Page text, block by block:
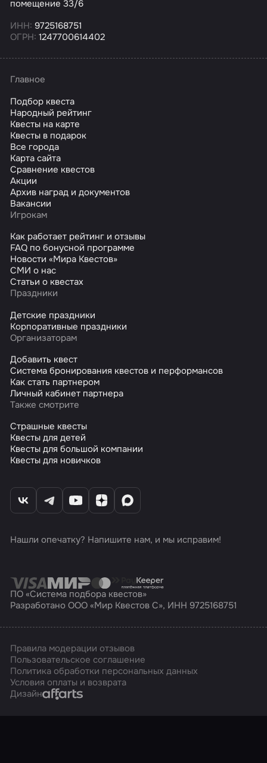
помещение 33/6
ИНН: 9725168751
ОГРН: 1247700614402
Главное
Подбор квеста
Народный рейтинг
Квесты на карте
Квесты в подарок
Все города
Карта сайта
Сравнение квестов
Акции
Архив наград и документов
Вакансии
Игрокам
Как работает рейтинг и отзывы
FAQ по бонусной программе
Новости «Мира Квестов»
СМИ о нас
Статьи о квестах
Праздники
Детские праздники
Корпоративные праздники
Организаторам
Добавить квест
Система бронирования квестов и перформансов
Как стать партнером
Личный кабинет партнера
Также смотрите
Страшные квесты
Квесты для детей
Квесты для большой компании
Квесты для новичков
Нашли опечатку? Напишите нам, и мы исправим!
ПО «Система подбора квестов»
Разработано ООО «Мир Квестов С», ИНН 9725168751
Правила модерации отзывов
Пользовательское соглашение
Политика обработки персональных данных
Условия оплаты и возврата
ДизайнAffarts